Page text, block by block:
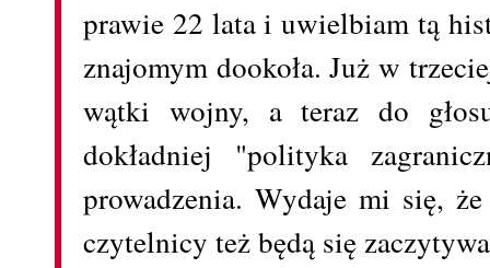
prawie 22 lata i uwielbiam tą
znajomym dookoła. Już w
wątki wojny, a teraz do
dokładniej "polityka
prowadzenia. Wydaje mi się,
czytelnicy też będą się